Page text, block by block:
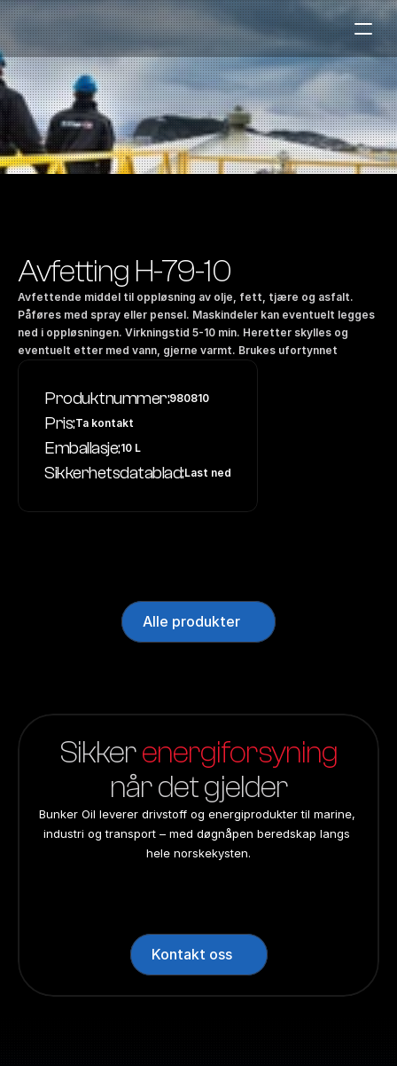
Marine
Auto & Industri
Bensinstasjoner
Våre Produkter
Om Selskapet
Kontakt oss
Avfetting H-79-10
Avfettende middel til oppløsning av olje, fett, tjære og asfalt.
Påføres med spray eller pensel. Maskindeler kan eventuelt legges
ned i oppløsningen. Virkningstid 5-10 min. Heretter skylles og
eventuelt etter med vann, gjerne varmt. Brukes ufortynnet
Produktnummer:980810
Pris:Ta kontakt
Emballasje:10 L
Sikkerhetsdatablad:Last ned
Alle produkter
Sikker energiforsyning
når det gjelder
Bunker Oil leverer drivstoff og energiprodukter til marine,
industri og transport – med døgnåpen beredskap langs
hele norskekysten.
Kontakt oss